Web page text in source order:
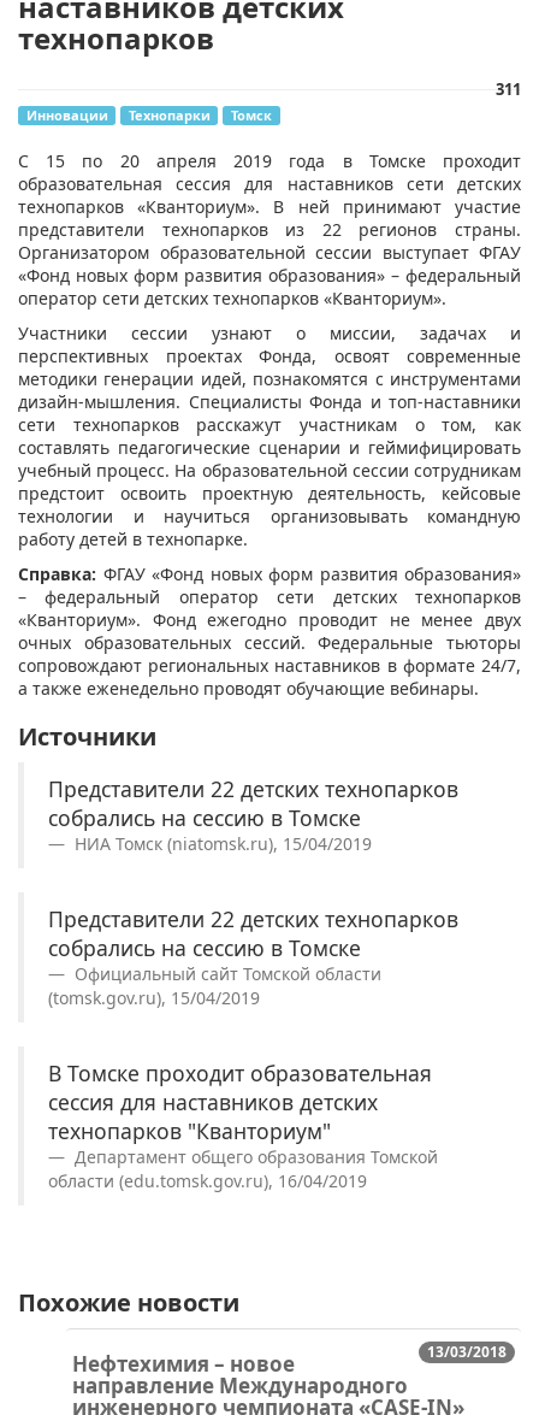
технопарков
311
Инновации Технопарки Томск
​С 15 по 20 апреля 2019 года в Томске проходит
образовательная сессия для наставников сети детских
технопарков «Кванториум». В ней принимают участие
представители технопарков из 22 регионов страны.
Организатором образовательной сессии выступает ФГАУ
«Фонд новых форм развития образования» – федеральный
оператор сети детских технопарков «Кванториум».
Участники сессии узнают о миссии, задачах и
перспективных проектах Фонда, освоят современные
методики генерации идей, познакомятся с инструментами
дизайн-мышления. Специалисты Фонда и топ-наставники
сети технопарков расскажут участникам о том, как
составлять педагогические сценарии и геймифицировать
учебный процесс. На образовательной сессии сотрудникам
предстоит освоить проектную деятельность, кейсовые
технологии и научиться организовывать командную
работу детей в технопарке.
Справка: ФГАУ «Фонд новых форм развития образования»
– федеральный оператор сети детских технопарков
«Кванториум». Фонд ежегодно проводит не менее двух
очных образовательных сессий. Федеральные тьюторы
сопровождают региональных наставников в формате 24/7,
а также еженедельно проводят обучающие вебинары.
Источники
Представители 22 детских технопарков
собрались на сессию в Томске
НИА Томск (niatomsk.ru), 15/04/2019
Представители 22 детских технопарков
собрались на сессию в Томске
Официальный сайт Томской области
(tomsk.gov.ru), 15/04/2019
В Томске проходит образовательная
сессия для наставников детских
технопарков "Кванториум"
Департамент общего образования Томской
области (edu.tomsk.gov.ru), 16/04/2019
Похожие новости
13/03/2018
Нефтехимия – новое
направление Международного
инженерного чемпионата «CASE-IN»